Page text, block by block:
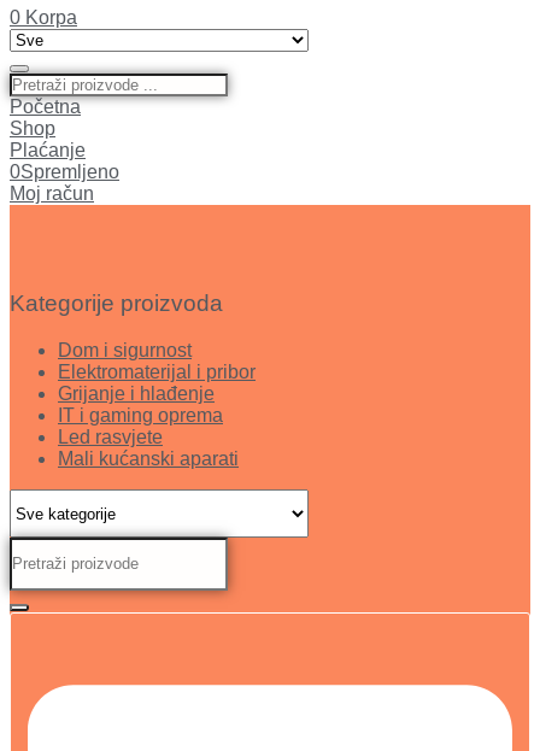
0 Korpa
Početna
Shop
Plaćanje
0Spremljeno
Moj račun
Kategorije proizvoda
Dom i sigurnost
Elektromaterijal i pribor
Grijanje i hlađenje
IT i gaming oprema
Led rasvjete
Mali kućanski aparati